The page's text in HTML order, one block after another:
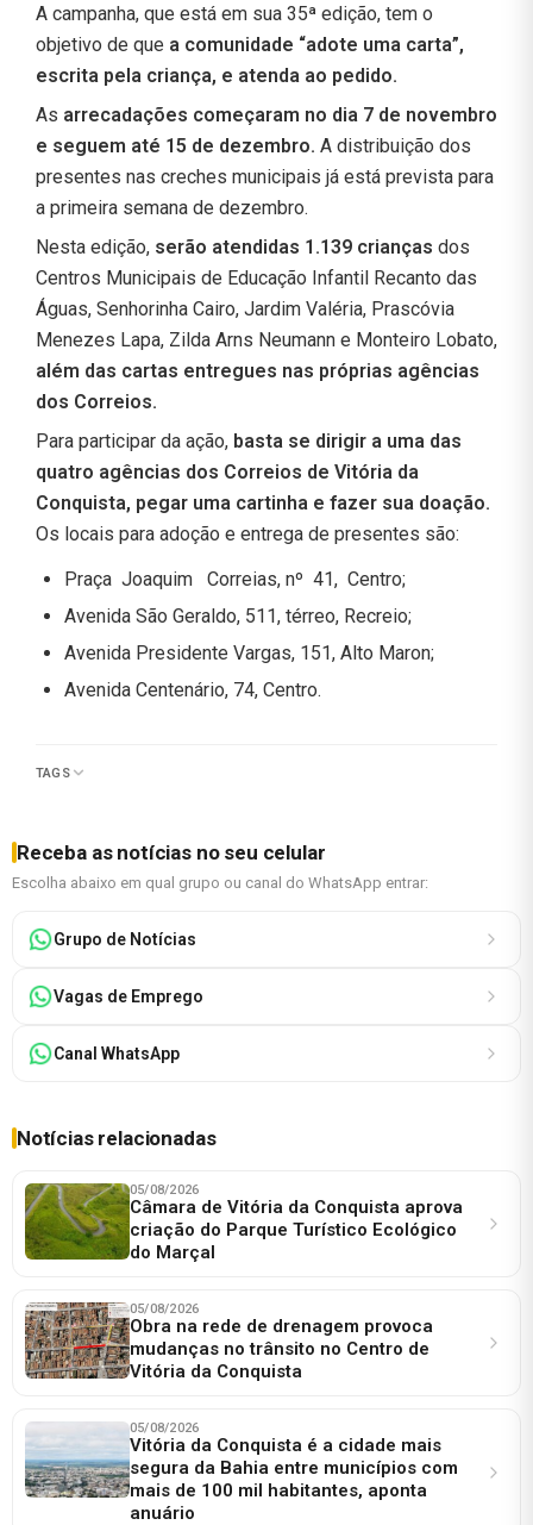
A campanha, que está em sua 35ª edição, tem o
objetivo de que a comunidade “adote uma carta”,
escrita pela criança, e atenda ao pedido.
As arrecadações começaram no dia 7 de novembro
e seguem até 15 de dezembro. A distribuição dos
presentes nas creches municipais já está prevista para
a primeira semana de dezembro.
Nesta edição, serão atendidas 1.139 crianças dos
Centros Municipais de Educação Infantil Recanto das
Águas, Senhorinha Cairo, Jardim Valéria, Prascóvia
Menezes Lapa, Zilda Arns Neumann e Monteiro Lobato,
além das cartas entregues nas próprias agências
dos Correios.
Para participar da ação, basta se dirigir a uma das
quatro agências dos Correios de Vitória da
Conquista, pegar uma cartinha e fazer sua doação.
Os locais para adoção e entrega de presentes são:
Praça Joaquim Correias, nº 41, Centro;
Avenida São Geraldo, 511, térreo, Recreio;
Avenida Presidente Vargas, 151, Alto Maron;
Avenida Centenário, 74, Centro.
TAGS
Receba as notícias no seu celular
Escolha abaixo em qual grupo ou canal do WhatsApp entrar:
Grupo de Notícias
Vagas de Emprego
Canal WhatsApp
Notícias relacionadas
05/08/2026
Câmara de Vitória da Conquista aprova
criação do Parque Turístico Ecológico
do Marçal
05/08/2026
Obra na rede de drenagem provoca
mudanças no trânsito no Centro de
Vitória da Conquista
05/08/2026
Vitória da Conquista é a cidade mais
segura da Bahia entre municípios com
mais de 100 mil habitantes, aponta
anuário